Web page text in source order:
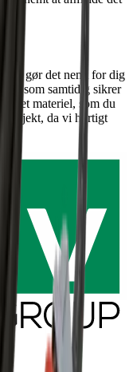
gør det nemt for dig
og som samtidig sikrer
materiel, som du
projekt, da vi hurtigt